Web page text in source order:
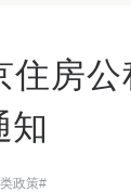
住房
知
政策#